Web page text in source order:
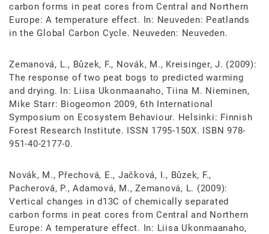
carbon forms in peat cores from Central and Northern
Europe: A temperature effect. In: Neuveden: Peatlands
in the Global Carbon Cycle. Neuveden: Neuveden.
Zemanová, L., Bůzek, F., Novák, M., Kreisinger, J. (2009):
The response of two peat bogs to predicted warming
and drying. In: Liisa Ukonmaanaho, Tiina M. Nieminen,
Mike Starr: Biogeomon 2009, 6th International
Symposium on Ecosystem Behaviour. Helsinki: Finnish
Forest Research Institute. ISSN 1795-150X. ISBN 978-
951-40-2177-0.
Novák, M., Přechová, E., Jačková, I., Bůzek, F.,
Pacherová, P., Adamová, M., Zemanová, L. (2009):
Vertical changes in d13C of chemically separated
carbon forms in peat cores from Central and Northern
Europe: A temperature effect. In: Liisa Ukonmaanaho,